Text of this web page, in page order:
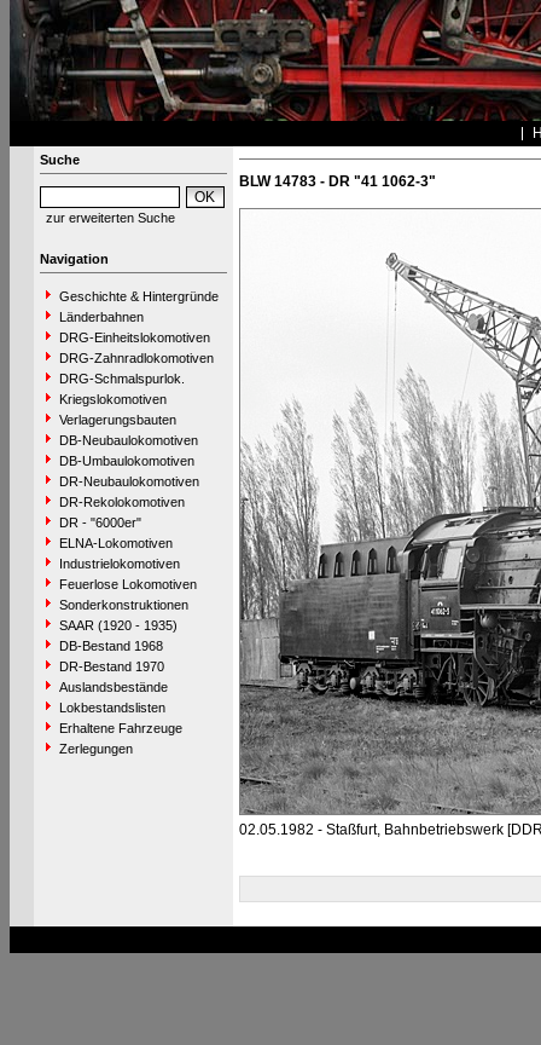
Suche
zur erweiterten Suche
Navigation
Geschichte & Hintergründe
Länderbahnen
DRG-Einheitslokomotiven
DRG-Zahnradlokomotiven
DRG-Schmalspurlok.
Kriegslokomotiven
Verlagerungsbauten
DB-Neubaulokomotiven
DB-Umbaulokomotiven
DR-Neubaulokomotiven
DR-Rekolokomotiven
DR - "6000er"
ELNA-Lokomotiven
Industrielokomotiven
Feuerlose Lokomotiven
Sonderkonstruktionen
SAAR (1920 - 1935)
DB-Bestand 1968
DR-Bestand 1970
Auslandsbestände
Lokbestandslisten
Erhaltene Fahrzeuge
Zerlegungen
BLW 14783 - DR "41 1062-3"
02.05.1982 - Staßfurt, Bahnbetriebswerk